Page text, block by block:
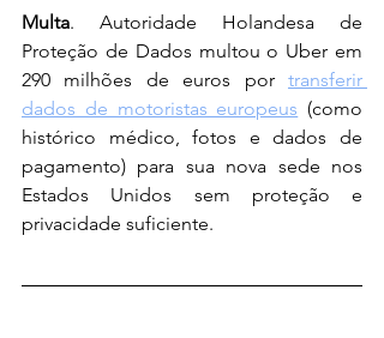
Multa. Autoridade Holandesa de
Proteção de Dados multou o Uber em
290 milhões de euros por transferir
dados de motoristas europeus (como
histórico médico, fotos e dados de
pagamento) para sua nova sede nos
Estados Unidos sem proteção e
privacidade suficiente.